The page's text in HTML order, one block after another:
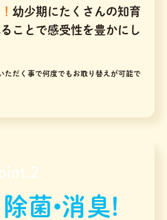
幼少期にたくさんの知育
ことで感受性を豊かにし
だく事で何度でもお取り替えが可能で
菌•消臭!